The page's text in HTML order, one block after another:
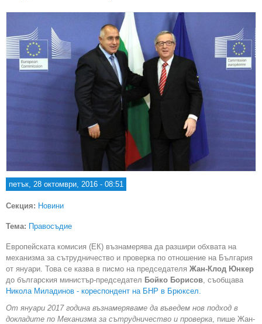
петък, 28 октомври, 2016 - 08:51
Секция: Новини
Тема: Правосъдие
Европейската комисия (ЕК) възнамерява да разшири обхвата на
механизма за сътрудничество и проверка по отношение на България
от януари. Това се казва в писмо на председателя Жан-Клод Юнкер
до българския министър-председател Бойко Борисов , съобщава
Никола Миладинов - кореспондент на БНР в Брюксел.
От януари 2017 година възнамеряваме да въведем нов подход в
докладите по Механизма за сътрудничество и проверка , пише Жан-